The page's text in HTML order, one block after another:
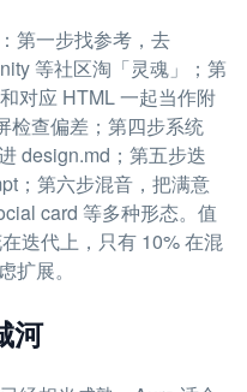
第一步找参考，去
等社区淘「灵魂」；第
对应 HTML 一起当作附
检查偏差；第四步系统
design.md；第五步迭
；第六步混音，把满意
card 等多种形态。值
迭代上，只有 10% 在混
展。
河